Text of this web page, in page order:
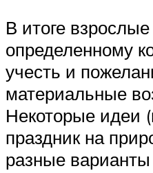
В итоге
определенному
учесть и
материальные
Некоторые идеи
праздник на
разные